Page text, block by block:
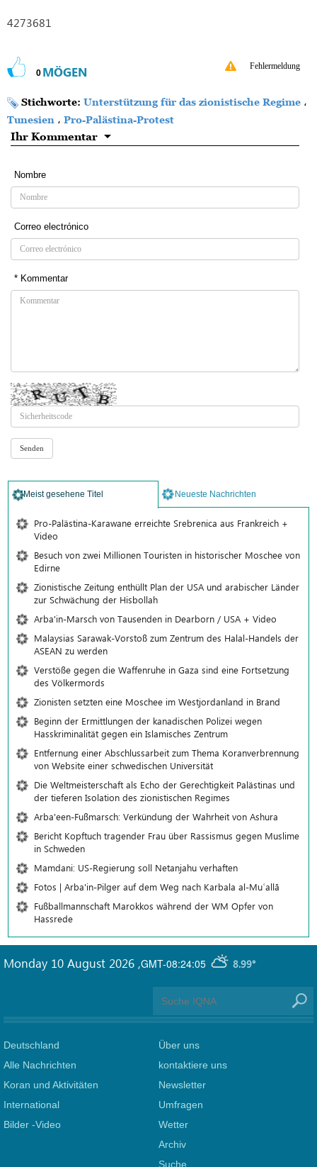
4273681
0 MÖGEN Fehlermeldung
Stichworte: Unterstützung für das zionistische Regime ،
Tunesien ، Pro-Palästina-Protest
Ihr Kommentar
Nombre
Correo electrónico
* Kommentar
Meist gesehene Titel Neueste Nachrichten
Pro-Palästina-Karawane erreichte Srebrenica aus Frankreich +
Video
Besuch von zwei Millionen Touristen in historischer Moschee von
Edirne
Zionistische Zeitung enthüllt Plan der USA und arabischer Länder
zur Schwächung der Hisbollah
Arba'in-Marsch von Tausenden in Dearborn / USA + Video
Malaysias Sarawak-Vorstoß zum Zentrum des Halal-Handels der
ASEAN zu werden
Verstöße gegen die Waffenruhe in Gaza sind eine Fortsetzung
des Völkermords
Zionisten setzten eine Moschee im Westjordanland in Brand
Beginn der Ermittlungen der kanadischen Polizei wegen
Hasskriminalität gegen ein Islamisches Zentrum
Entfernung einer Abschlussarbeit zum Thema Koranverbrennung
von Website einer schwedischen Universität
Die Weltmeisterschaft als Echo der Gerechtigkeit Palästinas und
der tieferen Isolation des zionistischen Regimes
Arba'een-Fußmarsch: Verkündung der Wahrheit von Ashura
Bericht Kopftuch tragender Frau über Rassismus gegen Muslime
in Schweden
Mamdani: US-Regierung soll Netanjahu verhaften
Fotos | Arba'in-Pilger auf dem Weg nach Karbala al-Muʿallā
Fußballmannschaft Marokkos während der WM Opfer von
Hassrede
GMT-08:24:05 8.99°
Monday 10 August 2026 ,
Deutschland
Alle Nachrichten
Koran und Aktivitäten
International
Bilder -Video
Über uns
kontaktiere uns
Newsletter
Umfragen
Wetter
Archiv
Suche